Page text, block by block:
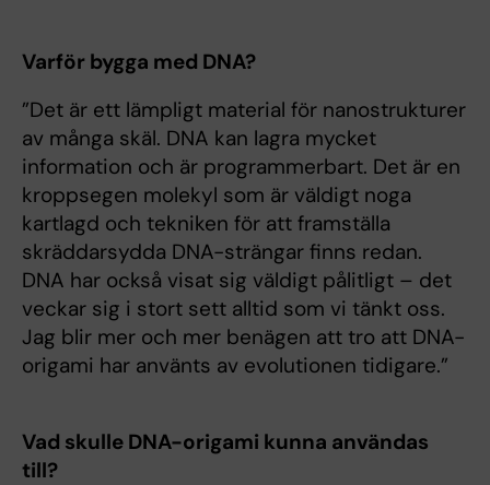
Varför bygga med DNA?
”Det är ett lämpligt material för nanostrukturer
av många skäl. DNA kan lagra mycket
information och är programmerbart. Det är en
kroppsegen molekyl som är väldigt noga
kartlagd och tekniken för att framställa
skräddarsydda DNA-strängar finns redan.
DNA har också visat sig väldigt pålitligt – det
veckar sig i stort sett alltid som vi tänkt oss.
Jag blir mer och mer benägen att tro att DNA-
origami har använts av evolutionen tidigare.”
Vad skulle DNA-origami kunna användas
till?